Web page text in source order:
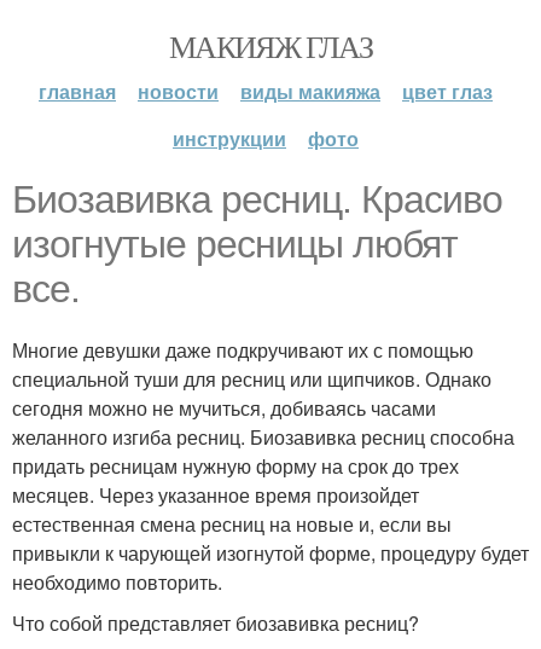
МАКИЯЖ ГЛАЗ
главная новости виды макияжа
цвет глаз
инструкции
фото
Биозавивка ресниц. Красиво
изогнутые ресницы любят
все.
Многие девушки даже подкручивают их с помощью
специальной туши для ресниц или щипчиков. Однако
сегодня можно не мучиться, добиваясь часами
желанного изгиба ресниц. Биозавивка ресниц способна
придать ресницам нужную форму на срок до трех
месяцев. Через указанное время произойдет
естественная смена ресниц на новые и, если вы
привыкли к чарующей изогнутой форме, процедуру будет
необходимо повторить.
Что собой представляет биозавивка ресниц?